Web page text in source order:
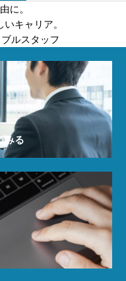
に。
キャリア。
ルスタッフ
みる